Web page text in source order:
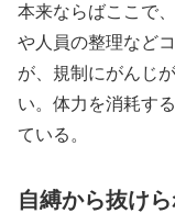
本来ならばここで
や人員の整理など
が、規制にがんじ
い。体力を消耗す
ている。
自縛から抜け